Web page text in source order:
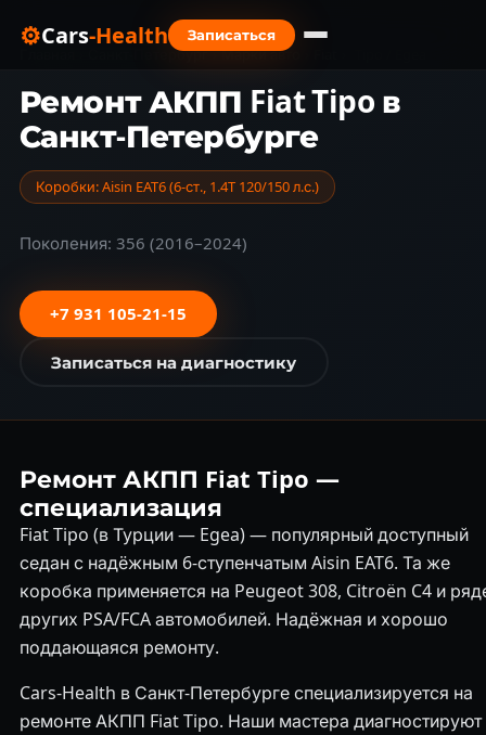
⚙Cars-Health
Записаться
Санкт-Петербург › Марки авто
Ремонт АКПП Fiat Tipo в
Санкт-Петербурге
Коробки: Aisin EAT6 (6-ст., 1.4T 120/150 л.с.)
Поколения: 356 (2016–2024)
+7 931 105-21-15
Записаться на диагностику
Ремонт АКПП Fiat Tipo —
специализация
Fiat Tipo (в Турции — Egea) — популярный доступный
седан с надёжным 6-ступенчатым Aisin EAT6. Та же
коробка применяется на Peugeot 308, Citroën C4 и
других PSA/FCA автомобилей. Надёжная и хорошо
поддающаяся ремонту.
Cars-Health в Санкт-Петербурге специализируется на
ремонте АКПП Fiat Tipo. Наши мастера диагностируют